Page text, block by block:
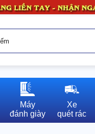
Máy
đánh giày
Xe
quét rác